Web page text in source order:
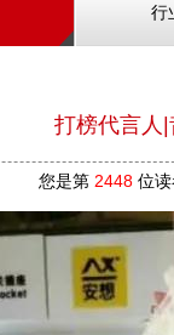
行
打榜代言人
您是第 2448 位